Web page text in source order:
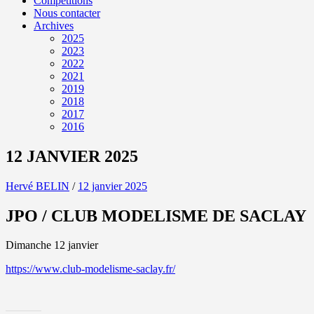
Nous contacter
Archives
2025
2023
2022
2021
2019
2018
2017
2016
12 JANVIER 2025
Hervé BELIN / 12 janvier 2025
JPO / CLUB MODELISME DE SACLAY
Dimanche 12 janvier
https://www.club-modelisme-saclay.fr/